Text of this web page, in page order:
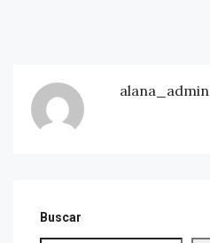
alana_admin
Buscar